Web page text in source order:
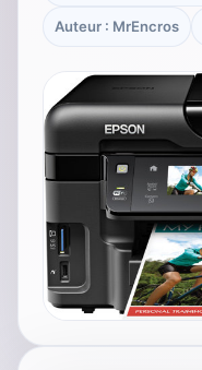
Auteur : MrEncros